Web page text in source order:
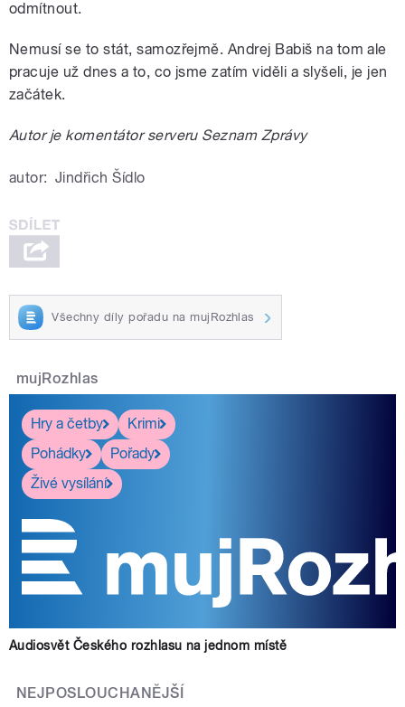
odmítnout.
Nemusí se to stát, samozřejmě. Andrej Babiš na tom ale
pracuje už dnes a to, co jsme zatím viděli a slyšeli, je jen
začátek.
Autor je komentátor serveru Seznam Zprávy
autor: Jindřich Šídlo
Všechny díly pořadu na mujRozhlas
mujRozhlas
Hry a četby
Krimi
Pohádky
Pořady
Živé vysílání
Audiosvět Českého rozhlasu na jednom místě
NEJPOSLOUCHANĚJŠÍ